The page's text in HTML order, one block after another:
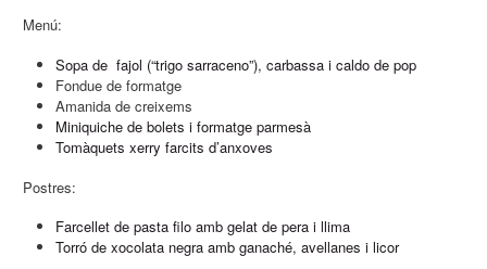
Menú:
Sopa de fajol (“trigo sarraceno”), carbassa i caldo de pop
Fondue de formatge
Amanida de creixems
Miniquiche de bolets i formatge parmesà
Tomàquets xerry farcits d’anxoves
Postres:
Farcellet de pasta filo amb gelat de pera i llima
Torró de xocolata negra amb ganaché, avellanes i licor